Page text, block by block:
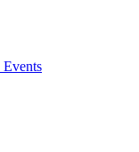
Events